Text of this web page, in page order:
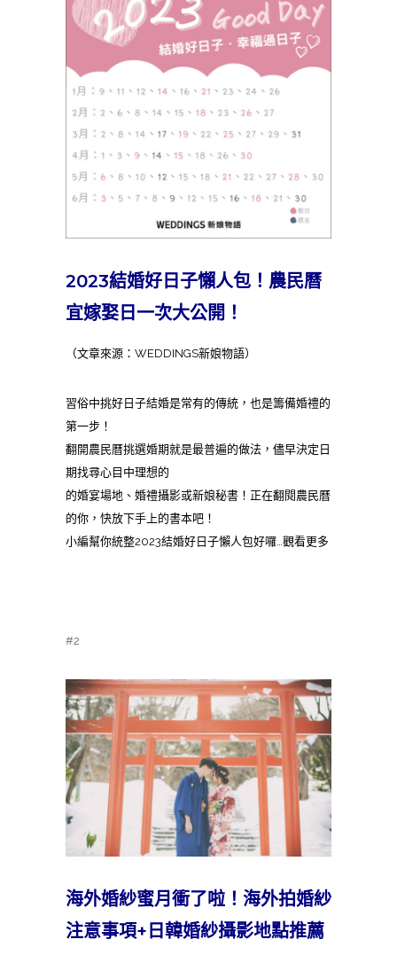
2023結婚好日子懶人包！農民曆
宜嫁娶日一次大公開！
（文章來源：WEDDINGS新娘物語）
習俗中挑好日子結婚是常有的傳統，也是籌備婚禮的
第一步！
翻開農民曆挑選婚期就是最普遍的做法，儘早決定日
期找尋心目中理想的
的婚宴場地、婚禮攝影或新娘秘書！正在翻閱農民曆
的你，快放下手上的書本吧！
小編幫你統整2023結婚好日子懶人包好囉…觀看更多
#2
海外婚紗蜜月衝了啦！海外拍婚紗
注意事項+日韓婚紗攝影地點推薦